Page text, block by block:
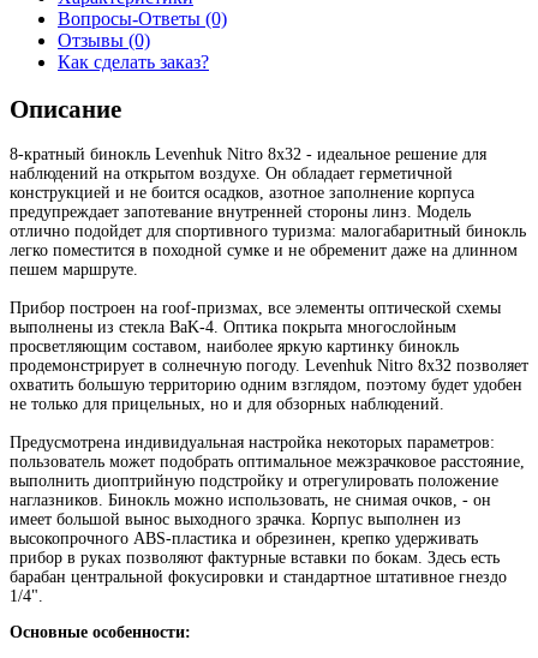
Вопросы-Ответы (0)
Отзывы (0)
Как сделать заказ?
Описание
8-кратный бинокль Levenhuk Nitro 8x32 - идеальное решение для
наблюдений на открытом воздухе. Он обладает герметичной
конструкцией и не боится осадков, азотное заполнение корпуса
предупреждает запотевание внутренней стороны линз. Модель
отлично подойдет для спортивного туризма: малогабаритный бинокль
легко поместится в походной сумке и не обременит даже на длинном
пешем маршруте.
Прибор построен на roof-призмах, все элементы оптической схемы
выполнены из стекла BaK-4. Оптика покрыта многослойным
просветляющим составом, наиболее яркую картинку бинокль
продемонстрирует в солнечную погоду. Levenhuk Nitro 8x32 позволяет
охватить большую территорию одним взглядом, поэтому будет удобен
не только для прицельных, но и для обзорных наблюдений.
Предусмотрена индивидуальная настройка некоторых параметров:
пользователь может подобрать оптимальное межзрачковое расстояние,
выполнить диоптрийную подстройку и отрегулировать положение
наглазников. Бинокль можно использовать, не снимая очков, - он
имеет большой вынос выходного зрачка. Корпус выполнен из
высокопрочного ABS-пластика и обрезинен, крепко удерживать
прибор в руках позволяют фактурные вставки по бокам. Здесь есть
барабан центральной фокусировки и стандартное штативное гнездо
1/4".
Основные особенности: